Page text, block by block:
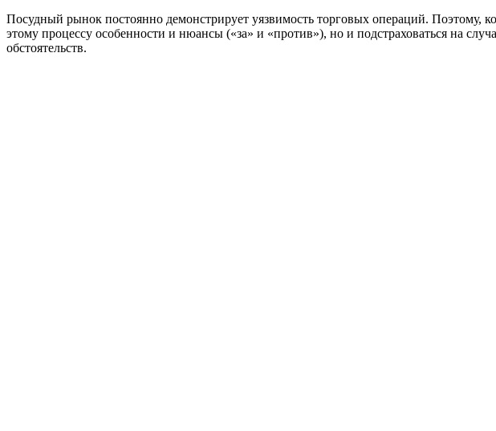
Посудный рынок постоянно демонстрирует уязвимость торговых операций. Поэтому,
этому процессу особенности и нюансы («за» и «против»), но и подстраховаться на
обстоятельств.